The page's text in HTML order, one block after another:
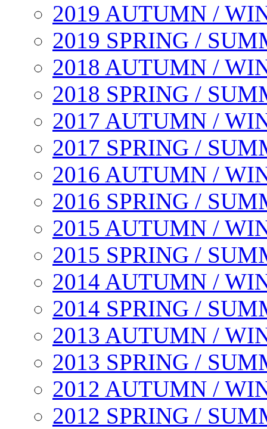
2019 AUTUMN /
2019 SPRING /
2018 AUTUMN /
2018 SPRING /
2017 AUTUMN /
2017 SPRING /
2016 AUTUMN /
2016 SPRING /
2015 AUTUMN /
2015 SPRING /
2014 AUTUMN /
2014 SPRING /
2013 AUTUMN /
2013 SPRING /
2012 AUTUMN /
2012 SPRING /